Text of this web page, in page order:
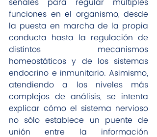
funciones en el organismo, desde
la puesta en marcha de la propia
conducta hasta la regulación de
distintos mecanismos
homeostáticos y de los sistemas
endocrino e inmunitario. Asimismo,
atendiendo a los niveles más
complejos de análisis, se intenta
explicar cómo el sistema nervioso
no sólo establece un puente de
unión entre la información